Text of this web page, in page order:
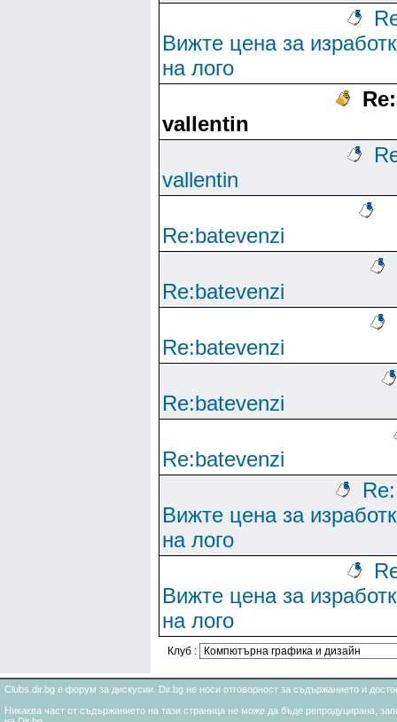
Вижте цена за
на лого
Re:
vallentin
vallentin
Re:batevenzi
Re:batevenzi
Re:batevenzi
Re:batevenzi
Re:batevenzi
Re:
Вижте цена за
на лого
Вижте цена за
на лого
Клуб :
Clubs.dir.bg е форум за дискусии. Dir.bg не носи отговорност за съдържанието и
Никаква част от съдържанието на тази страница не може да бъде репродуцирана,